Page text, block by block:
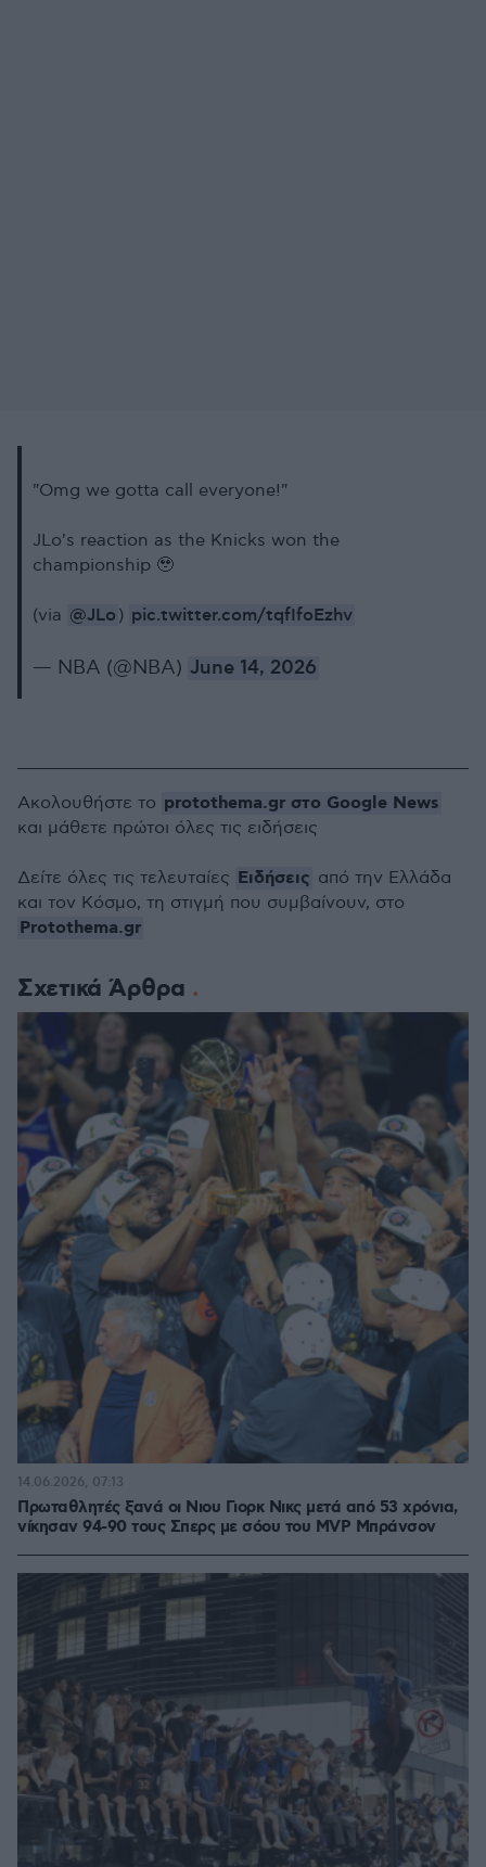
"Omg we gotta call everyone!"
JLo's reaction as the Knicks won the
championship 🥹
(via @JLo ) pic.twitter.com/tqfIfoEzhv
— NBA (@NBA) June 14, 2026
Σχετικά Άρθρα
Πρωταθλητές ξανά οι Νιου Γιορκ Νικς μετά από 53 χρόνια,
νίκησαν 94-90 τους Σπερς με σόου του MVP Μπράνσον
14.06.2026, 07:13
Ακολουθήστε το protothema.gr στο Google News
και μάθετε πρώτοι όλες τις ειδήσεις
Δείτε όλες τις τελευταίες Ειδήσεις από την Ελλάδα
και τον Κόσμο, τη στιγμή που συμβαίνουν, στο
Protothema.gr